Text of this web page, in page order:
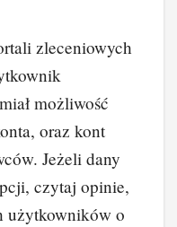
zleceniowych
możliwość
oraz kont
Jeżeli dany
czytaj opinie,
użytkowników o